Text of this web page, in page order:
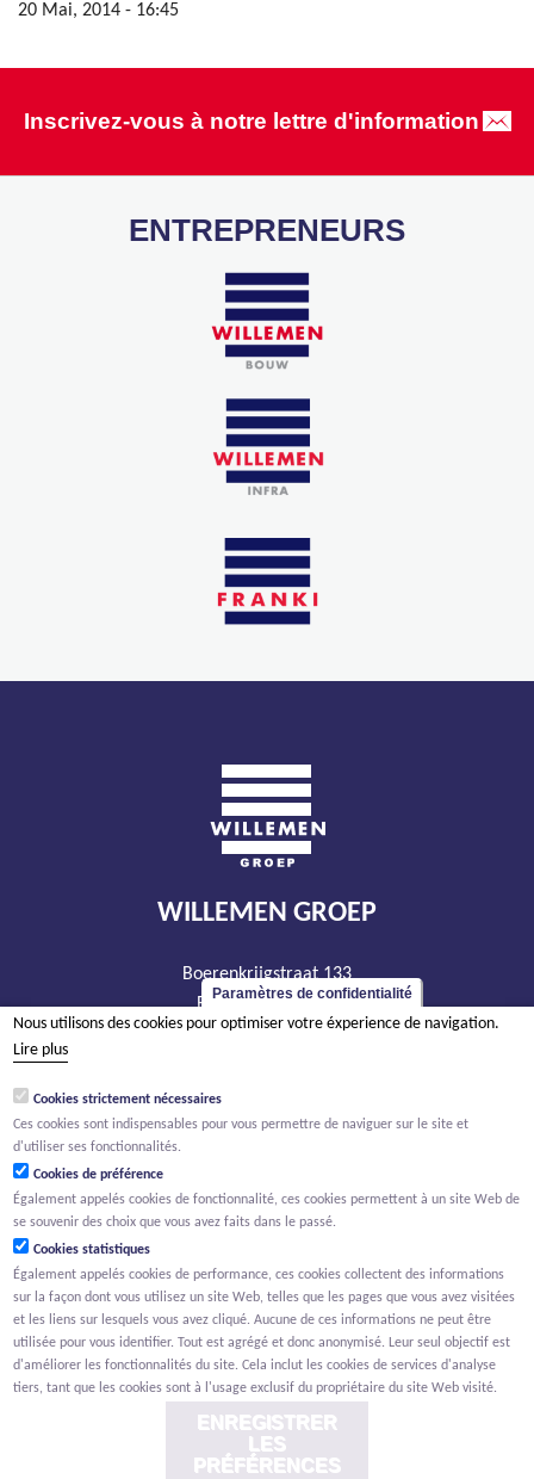
20 Mai, 2014 - 16:45
Inscrivez-vous à notre lettre d'information
ENTREPRENEURS
WILLEMEN GROEP
Boerenkrijgstraat 133
BE - 2800 Malines
tél +32 15 569 965
TVA BE 0466.256.432
RPM Anvers, département Malines
Paramètres de confidentialité
Nous utilisons des cookies pour optimiser votre éxperience de navigation.
Lire plus
Cookies strictement nécessaires
Ces cookies sont indispensables pour vous permettre de naviguer sur le site et
d'utiliser ses fonctionnalités.
Cookies de préférence
Également appelés cookies de fonctionnalité, ces cookies permettent à un site Web de
se souvenir des choix que vous avez faits dans le passé.
Cookies statistiques
Également appelés cookies de performance, ces cookies collectent des informations
sur la façon dont vous utilisez un site Web, telles que les pages que vous avez visitées
et les liens sur lesquels vous avez cliqué. Aucune de ces informations ne peut être
utilisée pour vous identifier. Tout est agrégé et donc anonymisé. Leur seul objectif est
d'améliorer les fonctionnalités du site. Cela inclut les cookies de services d'analyse
tiers, tant que les cookies sont à l'usage exclusif du propriétaire du site Web visité.
ENREGISTRER
LES
PRÉFÉRENCES